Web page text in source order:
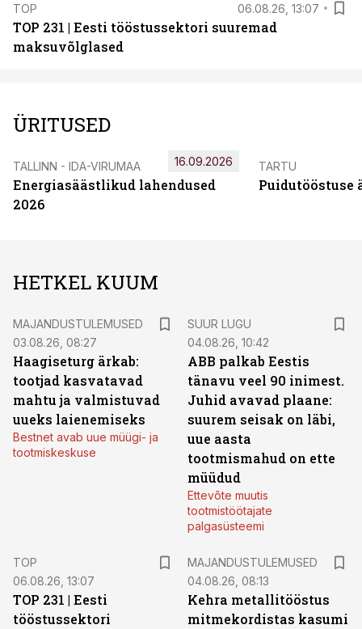
TOP 06.08.26, 13:07
TOP 231 | Eesti tööstussektori suuremad
maksuvõlglased
ÜRITUSED
TALLINN - IDA-VIRUMAA
Energiasäästlikud lahendused
2026
16.09.2026 TARTU
Puidutööstuse
HETKEL KUUM
MAJANDUSTULEMUSED
03.08.26, 08:27
Haagiseturg ärkab:
tootjad kasvatavad
mahtu ja valmistuvad
uueks laienemiseks
Bestnet avab uue müügi- ja
tootmiskeskuse
SUUR LUGU
04.08.26, 10:42
ABB palkab Eestis
tänavu veel 90 inimest.
Juhid avavad plaane:
suurem seisak on läbi,
uue aasta
tootmismahud on ette
müüdud
Ettevõte muutis
tootmistöötajate
palgasüsteemi
TOP
06.08.26, 13:07
TOP 231 | Eesti
tööstussektori
MAJANDUSTULEMUSED
04.08.26, 08:13
Kehra metallitööstus
mitmekordistas kasumi